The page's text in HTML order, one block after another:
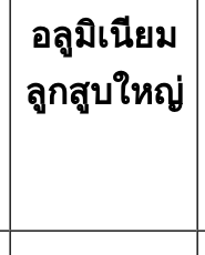
อลูมิเนียม
ลูกสูบใหญ่